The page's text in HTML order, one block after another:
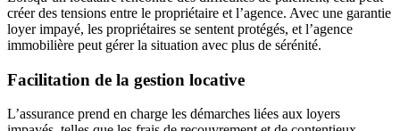
créer des tensions entre le propriétaire et l’agence. Avec une garantie
loyer impayé, les propriétaires se sentent protégés, et l’agence
immobilière peut gérer la situation avec plus de sérénité.
Facilitation de la gestion locative
L’assurance prend en charge les démarches liées aux loyers